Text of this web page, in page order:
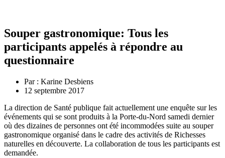
Souper gastronomique: Tous les
participants appelés à répondre au
questionnaire
Par : Karine Desbiens
12 septembre 2017
La direction de Santé publique fait actuellement une enquête sur les
événements qui se sont produits à la Porte-du-Nord samedi dernier
où des dizaines de personnes ont été incommodées suite au souper
gastronomique organisé dans le cadre des activités de Richesses
naturelles en découverte. La collaboration de tous les participants est
demandée.